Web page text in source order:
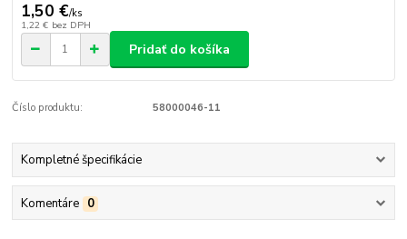
1,50 €/ks
1,22 € bez DPH
Pridať do košíka
Číslo produktu: 58000046-11
Kompletné špecifikácie
Komentáre 0